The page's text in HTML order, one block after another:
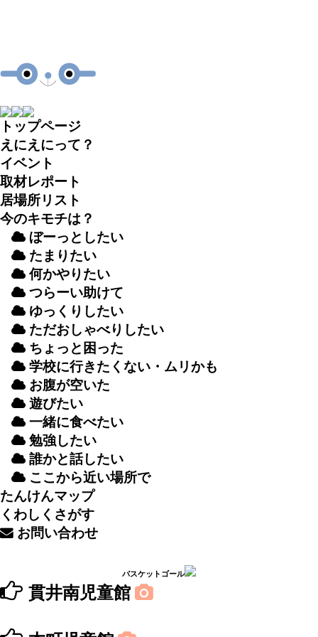
トップページ
えにえにって？
イベント
取材レポート
居場所リスト
今のキモチは？
ぼーっとしたい
たまりたい
何かやりたい
つらーい助けて
ゆっくりしたい
ただおしゃべりしたい
ちょっと 困 った
学校に行きたくない・ムリかも
お腹が空いた
遊びたい
一緒に食べたい
勉強したい
誰かと話したい
ここから近い場所で
たんけんマップ
くわしくさがす
お問い合わせ
バスケットゴール
貫井南児童館